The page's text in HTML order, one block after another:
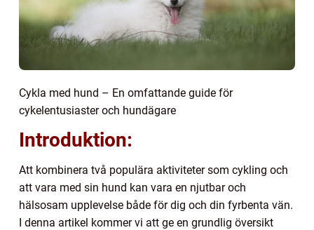
Cykla med hund – En omfattande guide för
cykelentusiaster och hundägare
Introduktion:
Att kombinera två populära aktiviteter som cykling och
att vara med sin hund kan vara en njutbar och
hälsosam upplevelse både för dig och din fyrbenta vän.
I denna artikel kommer vi att ge en grundlig översikt